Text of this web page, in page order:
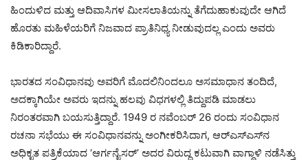
ಹಿಂದುಳಿದ ಮತ್ತು ಆದಿವಾಸಿಗಳ ಮೀಸಲಾತಿಯನ್ನು ತೆಗೆದುಹಾಕುವುದೇ ಆಗಿದೆ
ಹೊರತು ಮಹಿಳೆಯರಿಗೆ ನಿಜವಾದ ಪ್ರಾತಿನಿಧ್ಯ ನೀಡುವುದಲ್ಲ ಎಂದು ಅವರು
ಕಿಡಿಕಾರಿದ್ದಾರೆ.
ಭಾರತದ ಸಂವಿಧಾನವು ಅವರಿಗೆ ಮೊದಲಿನಿಂದಲೂ ಅಸಮಾಧಾನ ತಂದಿದೆ,
ಅದಕ್ಕಾಗಿಯೇ ಅವರು ಇದನ್ನು ಹಲವು ವಿಧಗಳಲ್ಲಿ ತಿದ್ದುಪಡಿ ಮಾಡಲು
ನಿರಂತರವಾಗಿ ಬಯಸುತ್ತಿದ್ದಾರೆ. 1949 ರ ನವೆಂಬರ್ 26 ರಂದು ಸಂವಿಧಾನ
ರಚನಾ ಸಭೆಯು ಈ ಸಂವಿಧಾನವನ್ನು ಅಂಗೀಕರಿಸಿದಾಗ, ಆರ್‌ಎಸ್‌ಎಸ್‌ನ
ಅಧಿಕೃತ ಪತ್ರಿಕೆಯಾದ ‘ಆರ್ಗನೈಸರ್’ ಅದರ ವಿರುದ್ಧ ಕಟುವಾಗಿ ವಾಗ್ದಾಳಿ ನಡೆಸಿತ್ತು